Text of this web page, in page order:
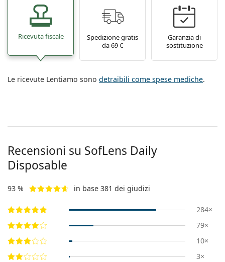
Ricevuta fiscale
Spedizione gratis
da 69 €
Garanzia di
sostituzione
Le ricevute Lentiamo sono detraibili come spese mediche.
Recensioni su SofLens Daily
Disposable
93 % in base 381 dei giudizi
284×
79×
10×
3×